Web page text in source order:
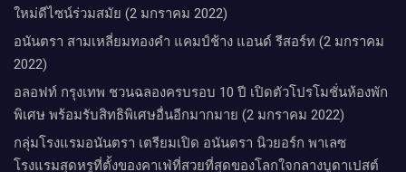
ใหม่ดีไซน์ร่วมสมัย (2 มกราคม 2022)
อนันตรา สามเหลี่ยมทองคำ แคมป์ช้าง แอนด์ รีสอร์ท (2 มกราคม
2022)
อลอฟท์ กรุงเทพ ชวนฉลองครบรอบ 10 ปี เปิดตัวโปรโมชั่นห้องพัก
พิเศษ พร้อมรับสิทธิพิเศษอื่นอีกมากมาย (2 มกราคม 2022)
กลุ่มโรงแรมอนันตรา เตรียมเปิด อนันตรา นิวยอร์ก พาเลซ
โรงแรมสุดหรูที่ตั้งของคาเฟ่ที่สวยที่สุดของโลกใจกลางบูดาเปสต์